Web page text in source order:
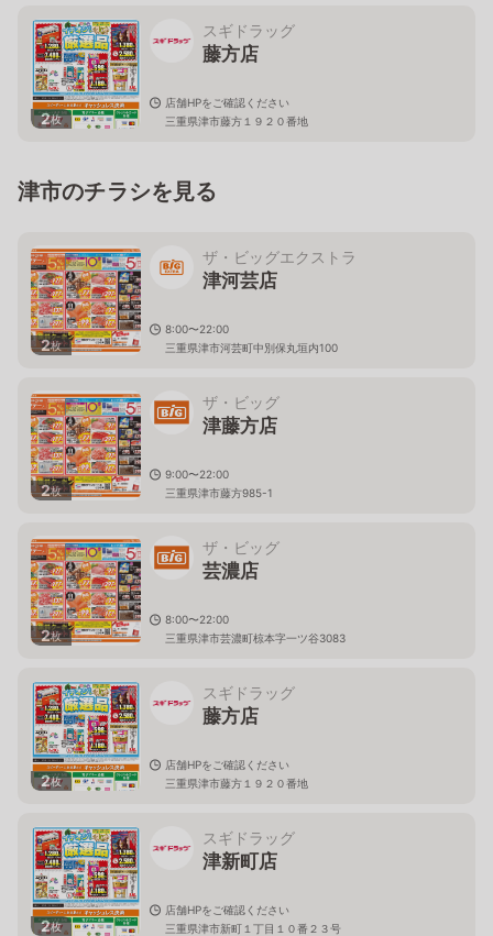
2枚
スギドラッグ
藤方店
店舗HPをご確認ください
三重県津市藤方１９２０番地
津市のチラシを見る
2枚
ザ・ビッグエクストラ
津河芸店
8:00〜22:00
三重県津市河芸町中別保丸垣内100
2枚
ザ・ビッグ
津藤方店
9:00〜22:00
三重県津市藤方985-1
2枚
ザ・ビッグ
芸濃店
8:00〜22:00
三重県津市芸濃町椋本字一ツ谷3083
2枚
スギドラッグ
藤方店
店舗HPをご確認ください
三重県津市藤方１９２０番地
2枚
スギドラッグ
津新町店
店舗HPをご確認ください
三重県津市新町１丁目１０番２３号